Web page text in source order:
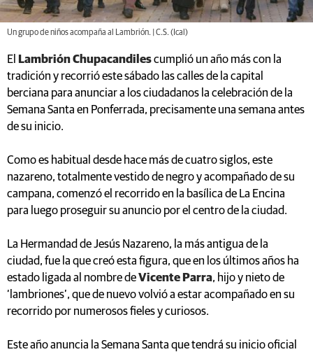
Un grupo de niños acompaña al Lambrión. | C.S. (Ical)
El Lambrión Chupacandilescumplió un año más con la
tradición y recorrió este sábado las calles de la capital
berciana para anunciar a los ciudadanos la celebración de la
Semana Santa en Ponferrada, precisamente una semana antes
de su inicio.
Como es habitual desde hace más de cuatro siglos, este
nazareno, totalmente vestido de negro y acompañado de su
campana, comenzó el recorrido en la basílica de La Encina
para luego proseguir su anuncio por el centro de la ciudad.
La Hermandad de Jesús Nazareno, la más antigua de la
ciudad, fue la que creó esta figura, que en los últimos años ha
estado ligada al nombre deVicente Parra, hijo y nieto de
‘lambriones’, que de nuevo volvió a estar acompañado en su
recorrido por numerosos fieles y curiosos.
Este año anuncia la Semana Santa que tendrá su inicio oficial